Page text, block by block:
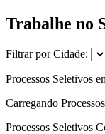
Trabalhe no
Filtrar por Cidade:
Processos Seletivos
Carregando
Processos Seletivos